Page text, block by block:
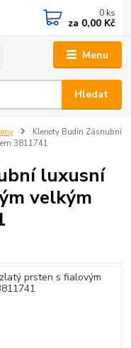
Menu
Hledat
0 ks
za 0,00 Kč
Klenoty Budín Zásnubní
3811741
luxusní
velkým